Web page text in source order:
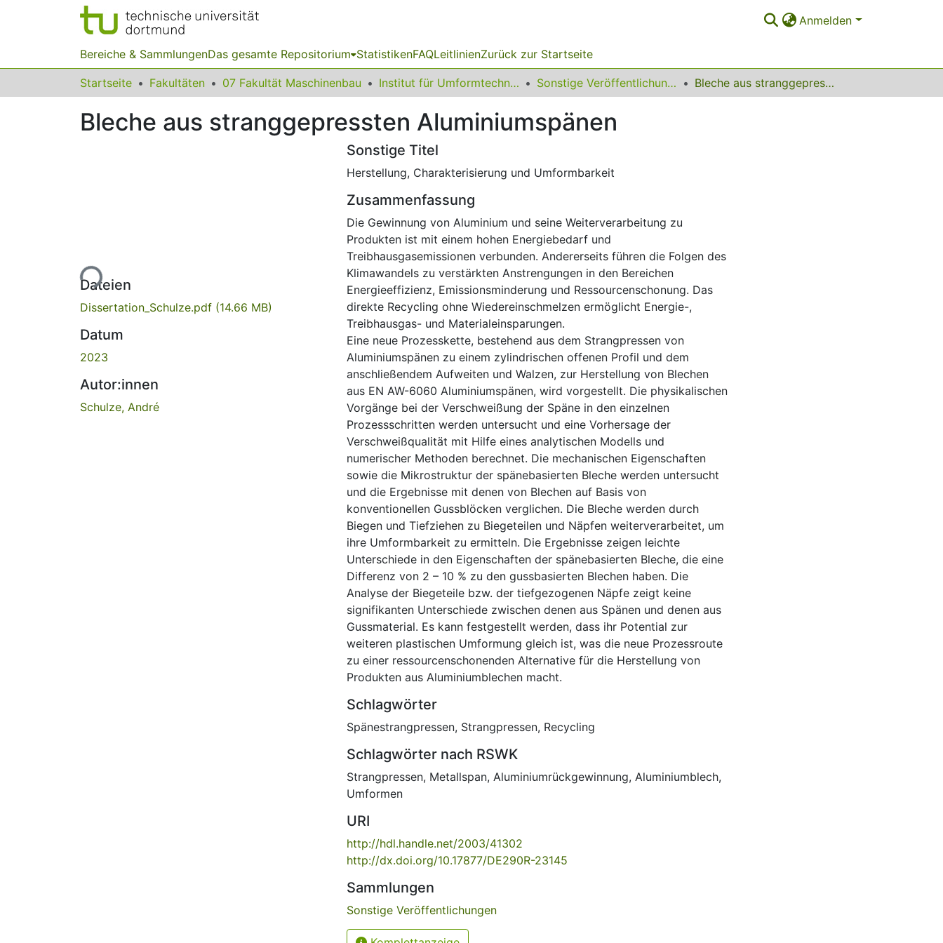
Anmelden
Bereiche & SammlungenDas gesamte Repositorium StatistikenFAQLeitlinienZurück zur Startseite
Startseite Fakultäten 07 Fakultät Maschinenbau Institut für Umformtechnik und Leichtbau Sonstige Veröffentlichungen Bleche aus stranggepressten Aluminiumspänen
Bleche aus stranggepressten Aluminiumspänen
Lade...
Dateien
Dissertation_Schulze.pdf (14.66 MB)
Datum
2023
Autor:innen
Schulze, André
Sonstige Titel
Herstellung, Charakterisierung und Umformbarkeit
Zusammenfassung
Die Gewinnung von Aluminium und seine Weiterverarbeitung zu
Produkten ist mit einem hohen Energiebedarf und
Treibhausgasemissionen verbunden. Andererseits führen die Folgen des
Klimawandels zu verstärkten Anstrengungen in den Bereichen
Energieeffizienz, Emissionsminderung und Ressourcenschonung. Das
direkte Recycling ohne Wiedereinschmelzen ermöglicht Energie-,
Treibhausgas- und Materialeinsparungen.
Eine neue Prozesskette, bestehend aus dem Strangpressen von
Aluminiumspänen zu einem zylindrischen offenen Profil und dem
anschließendem Aufweiten und Walzen, zur Herstellung von Blechen
aus EN AW-6060 Aluminiumspänen, wird vorgestellt. Die physikalischen
Vorgänge bei der Verschweißung der Späne in den einzelnen
Prozessschritten werden untersucht und eine Vorhersage der
Verschweißqualität mit Hilfe eines analytischen Modells und
numerischer Methoden berechnet. Die mechanischen Eigenschaften
sowie die Mikrostruktur der spänebasierten Bleche werden untersucht
und die Ergebnisse mit denen von Blechen auf Basis von
konventionellen Gussblöcken verglichen. Die Bleche werden durch
Biegen und Tiefziehen zu Biegeteilen und Näpfen weiterverarbeitet, um
ihre Umformbarkeit zu ermitteln. Die Ergebnisse zeigen leichte
Unterschiede in den Eigenschaften der spänebasierten Bleche, die eine
Differenz von 2 – 10 % zu den gussbasierten Blechen haben. Die
Analyse der Biegeteile bzw. der tiefgezogenen Näpfe zeigt keine
signifikanten Unterschiede zwischen denen aus Spänen und denen aus
Gussmaterial. Es kann festgestellt werden, dass ihr Potential zur
weiteren plastischen Umformung gleich ist, was die neue Prozessroute
zu einer ressourcenschonenden Alternative für die Herstellung von
Produkten aus Aluminiumblechen macht.
Schlagwörter
Spänestrangpressen, Strangpressen, Recycling
Schlagwörter nach RSWK
Strangpressen, Metallspan, Aluminiumrückgewinnung, Aluminiumblech,
Umformen
URI
http://hdl.handle.net/2003/41302
http://dx.doi.org/10.17877/DE290R-23145
Sammlungen
Sonstige Veröffentlichungen